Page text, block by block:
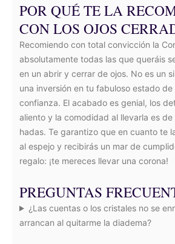
POR QUÉ TE LA
CON LOS OJOS
Recomiendo con total convicción la
absolutamente todas las que queráis
en un abrir y cerrar de ojos. No es un
una inversión en tu fabuloso estado de
confianza. El acabado es genial, los
aliento y la comodidad al llevarla es
hadas. Te garantizo que en cuanto te
al espejo y recibirás un mar de
regalo: ¡te mereces llevar una corona!
PREGUNTAS
¿Las cuentas o los cristales no se
arrancan al quitarme la diadema?